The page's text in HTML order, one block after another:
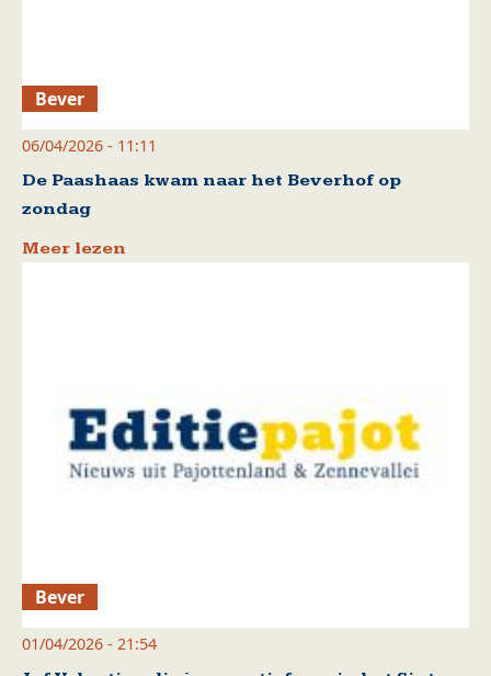
Bever
06/04/2026 - 11:11
De Paashaas kwam naar het Beverhof op
zondag
Meer lezen
Bever
01/04/2026 - 21:54